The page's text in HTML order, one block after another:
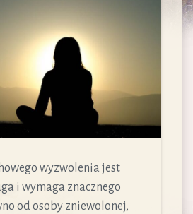
wyzwolenia jest
i wymaga znacznego
od osoby zniewolonej,